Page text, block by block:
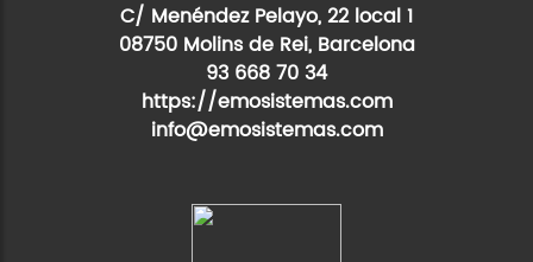
C/ Menéndez Pelayo, 22 local 1
08750 Molins de Rei, Barcelona
93 668 70 34
https://emosistemas.com
info@emosistemas.com